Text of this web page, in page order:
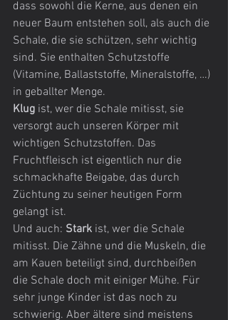
dass sowohl die Kerne, aus denen ein
neuer Baum entstehen soll, als auch die
Schale, die sie schützen, sehr wichtig
sind. Sie enthalten Schutzstoffe
(Vitamine, Ballaststoffe, Mineralstoffe, …)
in geballter Menge.
Klug ist, wer die Schale mitisst, sie
versorgt auch unseren Körper mit
wichtigen Schutzstoffen. Das
Fruchtfleisch ist eigentlich nur die
schmackhafte Beigabe, das durch
Züchtung zu seiner heutigen Form
gelangt ist.
Und auch: Stark ist, wer die Schale
mitisst. Die Zähne und die Muskeln, die
am Kauen beteiligt sind, durchbeißen
die Schale doch mit einiger Mühe. Für
sehr junge Kinder ist das noch zu
schwierig. Aber ältere sind meistens